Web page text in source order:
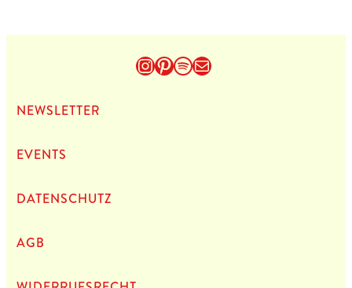
Instagram
Pinterest
Spotify
E-Mail
NEWS­LET­TER
EVENTS
DATEN­SCHUTZ
AGB